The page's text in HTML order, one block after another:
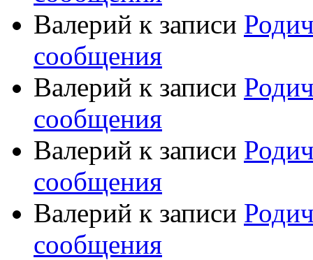
Валерий к записи
сообщения
Валерий к записи
сообщения
Валерий к записи
сообщения
Валерий к записи
сообщения